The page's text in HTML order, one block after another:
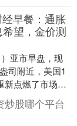
早餐：通胀
望，金价测
亚市早盘，现
司附近，美国1
新点燃了市场对
过了上周早些
炒股哪个平台